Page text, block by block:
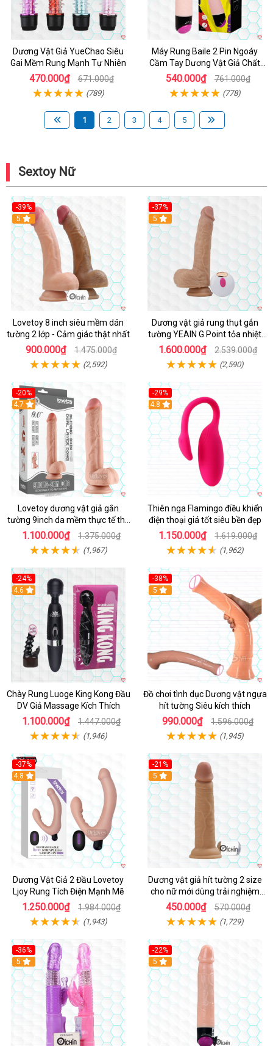
Dương Vật Giả YueChao Siêu
Gai Mềm Rung Mạnh Tự Nhiên
470.000₫ 671.000₫
(789)
Máy Rung Baile 2 Pin Ngoáy
Cầm Tay Dương Vật Giả Chất
Lượng
540.000₫ 761.000₫
(778)
1 2 3 4 5
Sextoy Nữ
-39%
Hot
5
Lovetoy 8 inch siêu mềm dán
tường 2 lớp - Cảm giác thật nhất
900.000₫ 1.475.000₫
(2,592)
-37%
5
Dương vật giả rung thụt gắn
tường YEAIN G Point tỏa nhiệt
điều khiển từ xa
1.600.000₫ 2.539.000₫
(2,590)
-20%
Hot
4.7
Lovetoy dương vật giả gắn
tường 9inch da mềm thực tế thú
vị
1.100.000₫ 1.375.000₫
(1,967)
-29%
Hot
4.8
Thiên nga Flamingo điều khiển
điện thoại giá tốt siêu bền đẹp
1.150.000₫ 1.619.000₫
(1,962)
-24%
4.6
Chày Rung Luoge King Kong Đầu
DV Giả Massage Kích Thích
1.100.000₫ 1.447.000₫
(1,946)
-38%
Hot
5
Đồ chơi tình dục Dương vật ngựa
hít tường Siêu kích thích
990.000₫ 1.596.000₫
(1,945)
-37%
Hot
4.8
Dương Vật Giả 2 Đầu Lovetoy
Ljoy Rung Tích Điện Mạnh Mẽ
1.250.000₫ 1.984.000₫
(1,943)
-21%
Hot
5
Dương vật giả hít tường 2 size
cho nữ mới dùng trải nghiệm
thật
450.000₫ 570.000₫
(1,729)
-36%
Hot
5
-22%
Hot
5